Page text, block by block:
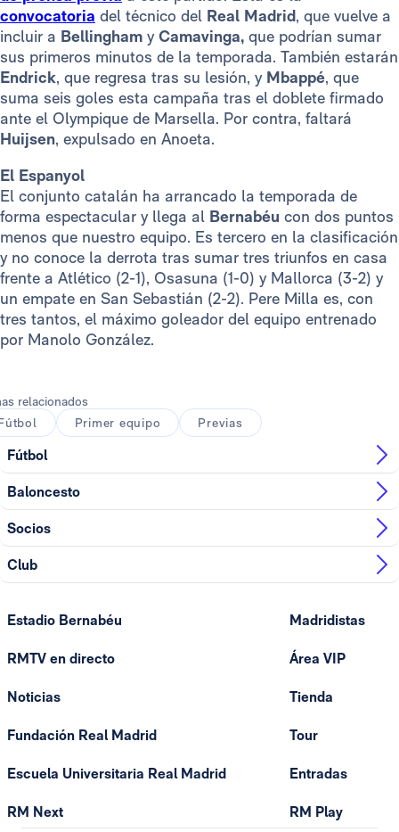
convocatoria del técnico del Real Madrid, que vuelve a
incluir a Bellingham yCamavinga, que podrían sumar
sus primeros minutos de la temporada. También estarán
Endrick, que regresa tras su lesión, y Mbappé, que
suma seis goles esta campaña tras el doblete firmado
ante el Olympique de Marsella. Por contra, faltará
Huijsen, expulsado en Anoeta.
El Espanyol
El conjunto catalán ha arrancado la temporada de
forma espectacular y llega al Bernabéu con dos puntos
menos que nuestro equipo. Es tercero en la clasificación
y no conoce la derrota tras sumar tres triunfos en casa
frente a Atlético (2-1), Osasuna (1-0) y Mallorca (3-2) y
un empate en San Sebastián (2-2). Pere Milla es, con
tres tantos, el máximo goleador del equipo entrenado
por Manolo González.
relacionados
Primer equipo Previas
Fútbol
Baloncesto
Socios
Club
Estadio Bernabéu
RMTV en directo
Noticias
Fundación Real Madrid
Escuela Universitaria Real Madrid
RM Next
Madridistas
Área VIP
Tienda
Tour
Entradas
RM Play